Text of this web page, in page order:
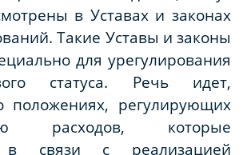
в Уставах и законах
Такие Уставы и законы
для урегулирования
статуса. Речь идет,
положениях, регулирующих
расходов, которые
в связи с реализацией